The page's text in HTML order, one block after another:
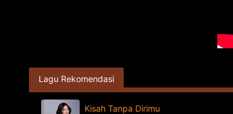
Lagu Rekomendasi
Kisah Tanpa Dirimu